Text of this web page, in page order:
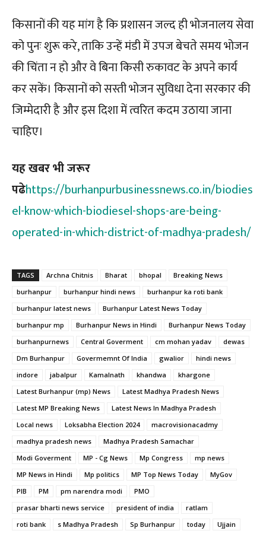
किसानों की यह मांग है कि प्रशासन जल्द ही भोजनालय सेवा
को पुनः शुरू करे, ताकि उन्हें मंडी में उपज बेचते समय भोजन
की चिंता न हो और वे बिना किसी रुकावट के अपने कार्य
कर सकें। किसानों को सस्ती भोजन सुविधा देना सरकार की
जिम्मेदारी है और इस दिशा में त्वरित कदम उठाया जाना
चाहिए।
यह खबर भी जरूर
पढेhttps://burhanpurbusinessnews.co.in/biodies
el-know-which-biodiesel-shops-are-being-
operated-in-which-district-of-madhya-pradesh/
TAGS Archna Chitnis Bharat bhopal
Breaking News
burhanpur
burhanpur hindi news
burhanpur ka roti bank
burhanpur latest news
Burhanpur Latest News Today
burhanpur mp
Burhanpur News in Hindi
Burhanpur News Today
burhanpurnews
Central Goverment cm mohan yadav
dewas
Dm Burhanpur
Govermemnt Of India gwalior
hindi news
indore
jabalpur Kamalnath khandwa
khargone
Latest Burhanpur (mp) News
Latest Madhya Pradesh News
Latest MP Breaking News
Latest News In Madhya Pradesh
Local news
Loksabha Election 2024
macrovisionacadmy
madhya pradesh news
Madhya Pradesh Samachar
Modi Goverment
MP - Cg News Mp Congress
mp news
MP News in Hindi
Mp politics MP Top News Today
MyGov
PIB
PM pm narendra modi
PMO
prasar bharti news service
president of india
ratlam
roti bank
s Madhya Pradesh Sp Burhanpur today Ujjain